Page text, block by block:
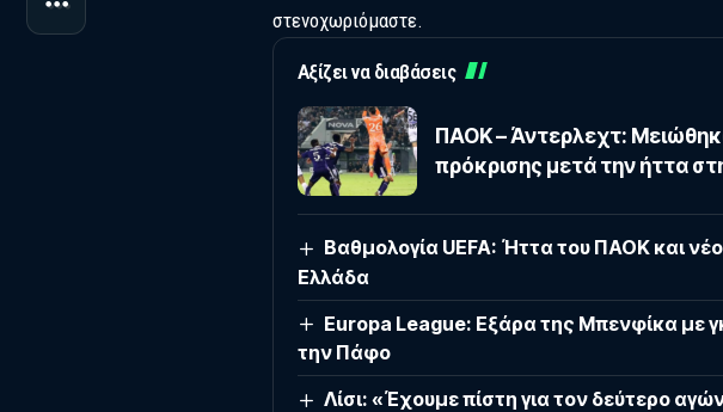
στενοχωριόμαστε.
Αξίζει να διαβάσεις
ΠΑΟΚ – Άντερλεχτ:
πρόκρισης μετά την ήττα
Βαθμολογία UEFA: Ήττα του ΠΑΟΚ και
Ελλάδα
Europa League: Εξάρα της Μπενφίκα με
την Πάφο
Λίσι: «Έχουμε πίστη για τον δεύτερο